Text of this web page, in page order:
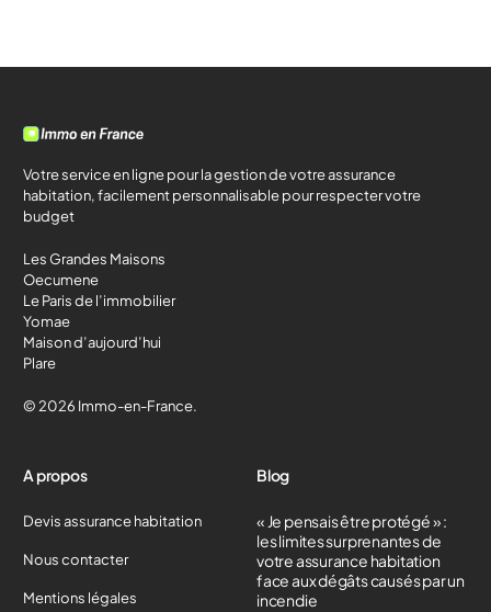
Votre service en ligne pour la gestion de votre assurance
habitation, facilement personnalisable pour respecter votre
budget
Les Grandes Maisons
Oecumene
Le Paris de l’immobilier
Yomae
Maison d’aujourd’hui
Plare
© 2026 Immo-en-France.
A propos
Devis assurance habitation
Nous contacter
Mentions légales
Blog
« Je pensais être protégé » :
les limites surprenantes de
votre assurance habitation
face aux dégâts causés par un
incendie